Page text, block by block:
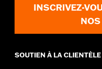
Jacket Style:Moto
INSCRIVEZ-
SOUTIEN À LA CLIENTÈLE